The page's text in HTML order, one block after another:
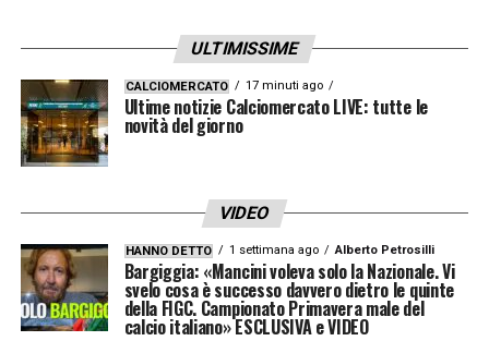
ULTIMISSIME
CALCIOMERCATO 17 minuti ago
Ultime notizie Calciomercato LIVE: tutte le
novità del giorno
VIDEO
HANNO DETTO 1 settimana ago Alberto Petrosilli
Bargiggia: «Mancini voleva solo la Nazionale. Vi
svelo cosa è successo davvero dietro le quinte
della FIGC. Campionato Primavera male del
calcio italiano» ESCLUSIVA e VIDEO